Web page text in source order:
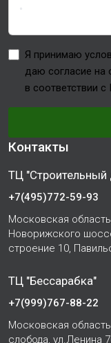
Я принимаю
даю согласие на
в соответствии
Контакты
ТЦ "Строительный
+7(495)772-59-93
Московская
Новорижского
строение 10,
ТЦ "Бессарабка"
+7(999)767-88-22
Московская
слобода, ул.Ленина